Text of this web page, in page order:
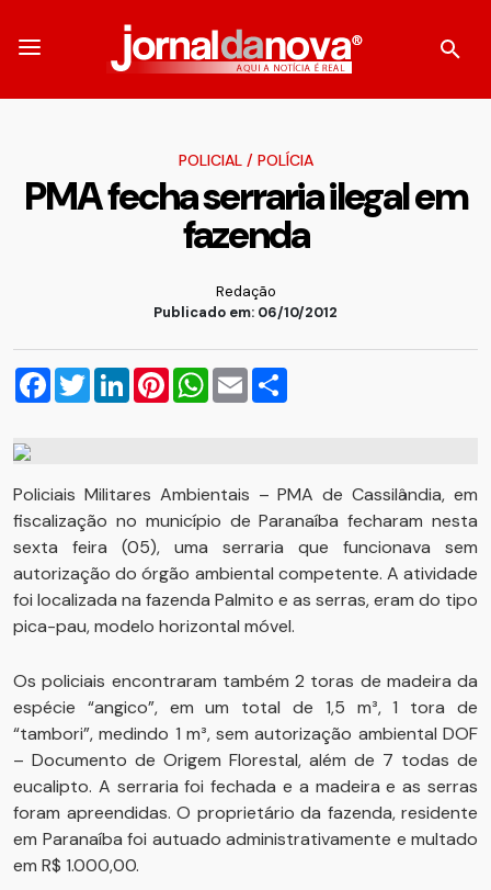
POLICIAL/ POLÍCIA
PMA fecha serraria ilegal em
fazenda
Redação
Publicado em: 06/10/2012
Facebook
TwitterLinkedInPinterestWhatsApp
Email
Policiais Militares Ambientais – PMA de Cassilândia, em
fiscalização no município de Paranaíba fecharam nesta
sexta feira (05), uma serraria que funcionava sem
autorização do órgão ambiental competente. A atividade
foi localizada na fazenda Palmito e as serras, eram do tipo
pica-pau, modelo horizontal móvel.
Os policiais encontraram também 2 toras de madeira da
espécie “angico”, em um total de 1,5 m³, 1 tora de
“tambori”, medindo 1 m³, sem autorização ambiental DOF
– Documento de Origem Florestal, além de 7 todas de
eucalipto. A serraria foi fechada e a madeira e as serras
foram apreendidas. O proprietário da fazenda, residente
em Paranaíba foi autuado administrativamente e multado
em R$ 1.000,00.